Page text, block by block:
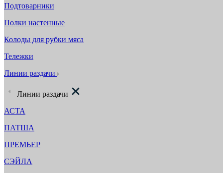
Подтоварники
Полки настенные
Колоды для рубки мяса
Тележки
Линии раздачи
Линии раздачи
АСТА
ПАТША
ПРЕМЬЕР
СЭЙЛА